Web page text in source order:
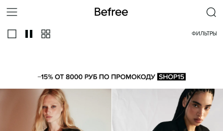
ФИЛЬТРЫ